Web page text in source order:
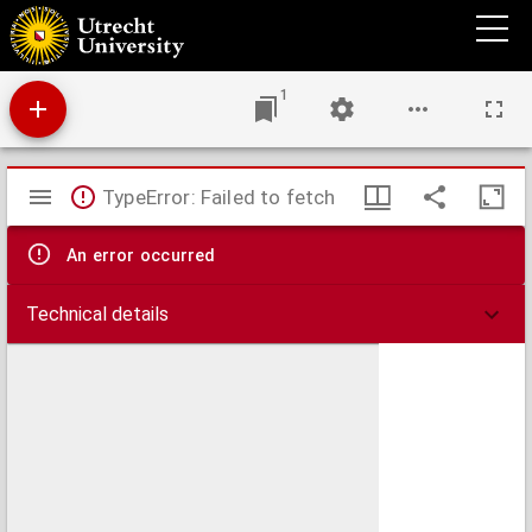
Corte Verantwoordinghe, oft Bescherminghe der Confeszien oft bekintenisse des
Gheloofs der Christelijcker ghemeinten van Antwerpen der Aussborchscher Confessien
toegedaen, tegen het Venijnich Schimpboeck Wilhelmi Lindani van Dordrecht, Bisschop
(Titulotenus) van Rueremunde.
1
Mirador
viewer
TypeError: Failed to fetch
An error occurred
Technical details